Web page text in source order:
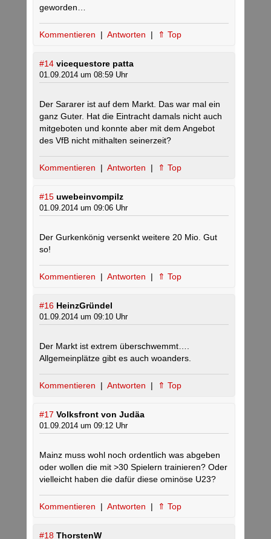
geworden…
Kommentieren | Antworten | ⇑ Top
#14 vicequestore patta
01.09.2014 um 08:59 Uhr
Der Sararer ist auf dem Markt. Das war mal ein
ganz Guter. Hat die Eintracht damals nicht auch
mitgeboten und konnte aber mit dem Angebot
des VfB nicht mithalten seinerzeit?
Kommentieren | Antworten | ⇑ Top
#15 uwebeinvompilz
01.09.2014 um 09:06 Uhr
Der Gurkenkönig versenkt weitere 20 Mio. Gut
so!
Kommentieren | Antworten | ⇑ Top
#16 HeinzGründel
01.09.2014 um 09:10 Uhr
Der Markt ist extrem überschwemmt….
Allgemeinplätze gibt es auch woanders.
Kommentieren | Antworten | ⇑ Top
#17 Volksfront von Judäa
01.09.2014 um 09:12 Uhr
Mainz muss wohl noch ordentlich was abgeben
oder wollen die mit >30 Spielern trainieren? Oder
vielleicht haben die dafür diese ominöse U23?
Kommentieren | Antworten | ⇑ Top
#18 ThorstenW